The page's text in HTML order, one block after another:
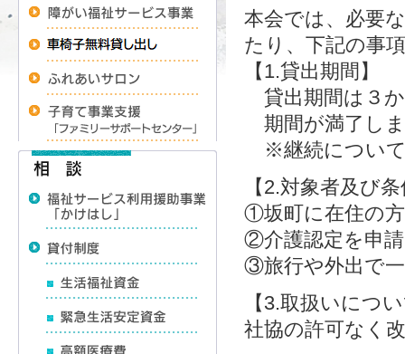
本会では、必要
たり、下記の事
【1.貸出期間】
貸出期間は３
期間が満了し
※継続について
【2.対象者及び
①坂町に在住の
②介護認定を申
③旅行や外出で
【3.取扱いにつ
社協の許可なく